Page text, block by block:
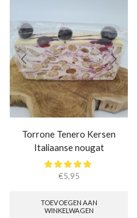
Torrone Tenero Kersen
Italiaanse nougat
€5,95
TOEVOEGEN AAN
WINKELWAGEN